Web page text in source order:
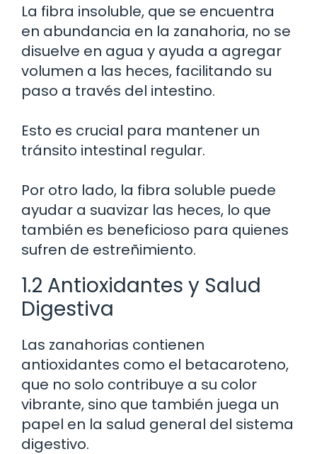
La fibra insoluble, que se encuentra
en abundancia en la zanahoria, no se
disuelve en agua y ayuda a agregar
volumen a las heces, facilitando su
paso a través del intestino.
Esto es crucial para mantener un
tránsito intestinal regular.
Por otro lado, la fibra soluble puede
ayudar a suavizar las heces, lo que
también es beneficioso para quienes
sufren de estreñimiento.
1.2 Antioxidantes y Salud
Digestiva
Las zanahorias contienen
antioxidantes como el betacaroteno,
que no solo contribuye a su color
vibrante, sino que también juega un
papel en la salud general del sistema
digestivo.